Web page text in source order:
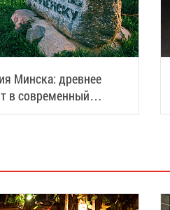
Минска: древнее
в современный